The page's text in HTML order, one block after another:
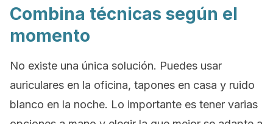
Combina técnicas según el
momento
No existe una única solución. Puedes usar
auriculares en la oficina, tapones en casa y ruido
blanco en la noche. Lo importante es tener varias